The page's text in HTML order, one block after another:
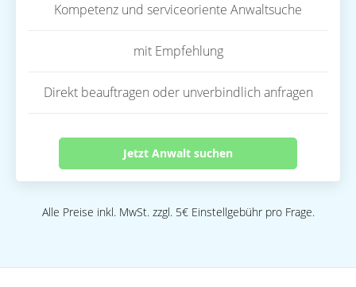
Kompetenz und serviceoriente Anwaltsuche
mit Empfehlung
Direkt beauftragen oder unverbindlich anfragen
Jetzt Anwalt suchen
Alle Preise inkl. MwSt. zzgl. 5€ Einstellgebühr pro Frage.